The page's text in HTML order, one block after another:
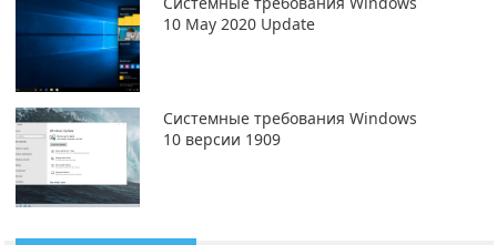
10 May 2020 Update
Системные требования Windows
10 версии 1909